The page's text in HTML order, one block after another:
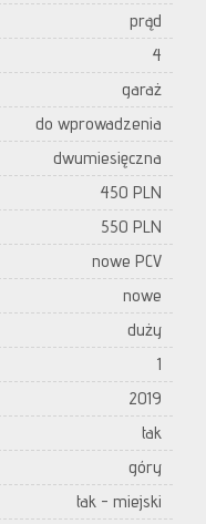
prąd
4
garaż
do wprowadzenia
dwumiesięczna
450 PLN
550 PLN
nowe PCV
nowe
duży
1
2019
tak
góry
tak - miejski